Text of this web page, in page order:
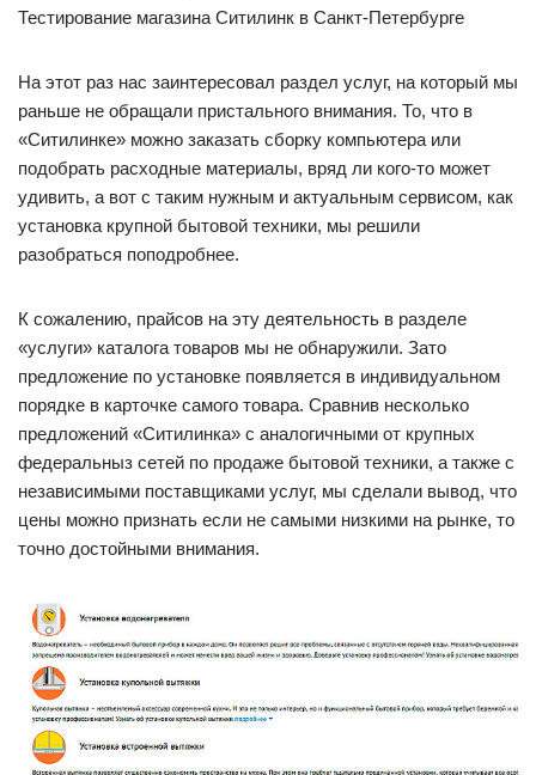
Тестирование магазина Ситилинк в Санкт-Петербурге
На этот раз нас заинтересовал раздел услуг, на который мы
раньше не обращали пристального внимания. То, что в
«Ситилинке» можно заказать сборку компьютера или
подобрать расходные материалы, вряд ли кого-то может
удивить, а вот с таким нужным и актуальным сервисом, как
установка крупной бытовой техники, мы решили
разобраться поподробнее.
К сожалению, прайсов на эту деятельность в разделе
«услуги» каталога товаров мы не обнаружили. Зато
предложение по установке появляется в индивидуальном
порядке в карточке самого товара. Сравнив несколько
предложений «Ситилинка» с аналогичными от крупных
федеральныз сетей по продаже бытовой техники, а также с
независимыми поставщиками услуг, мы сделали вывод, что
цены можно признать если не самыми низкими на рынке, то
точно достойными внимания.